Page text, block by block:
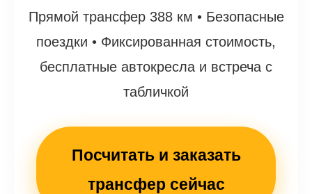
Прямой трансфер 388 км • Безопасные
поездки • Фиксированная стоимость,
бесплатные автокресла и встреча с
табличкой
Посчитать и заказать
трансфер сейчас